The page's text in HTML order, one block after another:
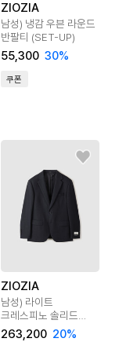
ZIOZIA
남성) 냉감 우븐 라운드
반팔티 (SET-UP)
55,300 30%
쿠폰
ZIOZIA
남성) 라이트
크레스피노 솔리드
블레이져
263,200 20%